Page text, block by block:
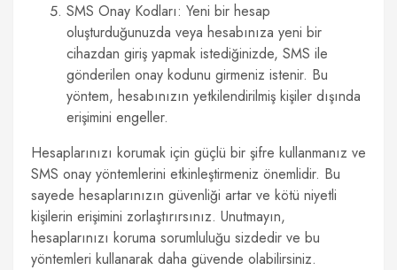
SMS Onay Kodları: Yeni bir hesap
oluşturduğunuzda veya hesabınıza yeni bir
cihazdan giriş yapmak istediğinizde, SMS ile
gönderilen onay kodunu girmeniz istenir. Bu
yöntem, hesabınızın yetkilendirilmiş kişiler dışında
erişimini engeller.
Hesaplarınızı korumak için güçlü bir şifre kullanmanız ve
SMS onay yöntemlerini etkinleştirmeniz önemlidir. Bu
sayede hesaplarınızın güvenliği artar ve kötü niyetli
kişilerin erişimini zorlaştırırsınız. Unutmayın,
hesaplarınızı koruma sorumluluğu sizdedir ve bu
yöntemleri kullanarak daha güvende olabilirsiniz.